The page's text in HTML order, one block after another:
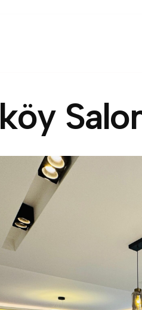
köy Salo